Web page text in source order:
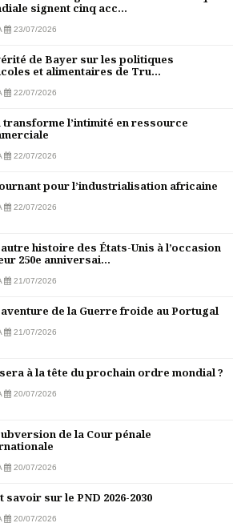
signent cinq acc...
23/07/2026
de Bayer sur les politiques
et alimentaires de Tru...
22/07/2026
transforme l’intimité en ressource
22/07/2026
pour l’industrialisation africaine
22/07/2026
autre histoire des États-Unis à l’occasion
250e anniversai...
21/07/2026
aventure de la Guerre froide au Portugal
21/07/2026
à la tête du prochain ordre mondial ?
20/07/2026
de la Cour pénale
20/07/2026
savoir sur le PND 2026-2030
20/07/2026